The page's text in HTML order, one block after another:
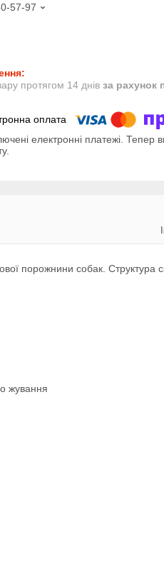
57-97
протягом 14 днів за рахунок
електронні платежі.
порожнини собак. Структура
жування